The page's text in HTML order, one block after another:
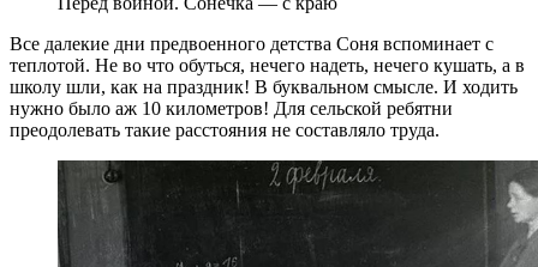
Все далекие дни предвоенного детства Соня вспоминает с
теплотой. Не во что обуться, нечего надеть, нечего кушать, а в
школу шли, как на праздник! В буквальном смысле. И ходить
нужно было аж 10 километров! Для сельской ребятни
преодолевать такие расстояния не составляло труда.